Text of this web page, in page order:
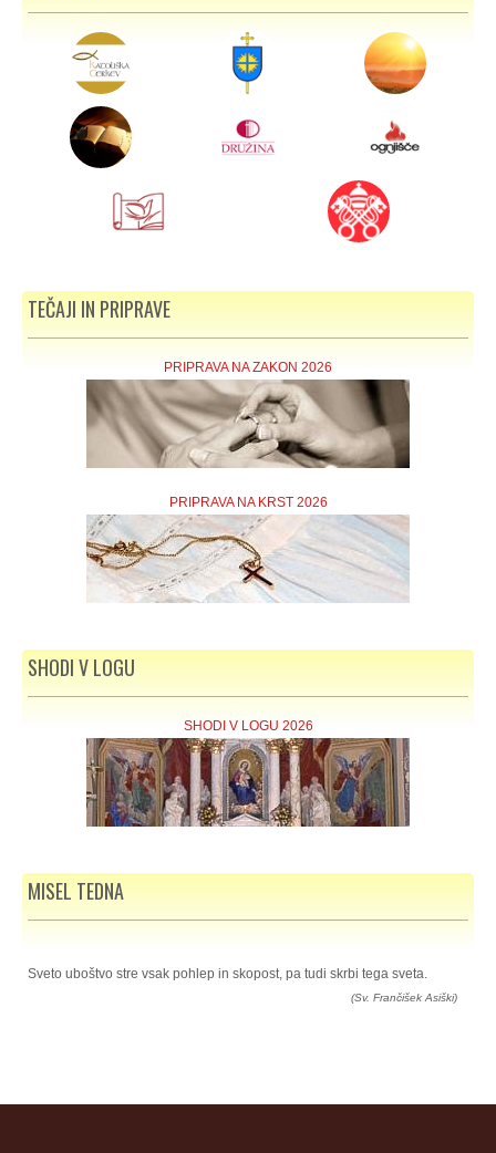
TEČAJI IN PRIPRAVE
PRIPRAVA NA ZAKON 2026
PRIPRAVA NA KRST 2026
SHODI V LOGU
SHODI V LOGU 2026
MISEL TEDNA
Sveto uboštvo stre vsak pohlep in skopost, pa tudi skrbi tega sveta.
(Sv. Frančišek Asiški)